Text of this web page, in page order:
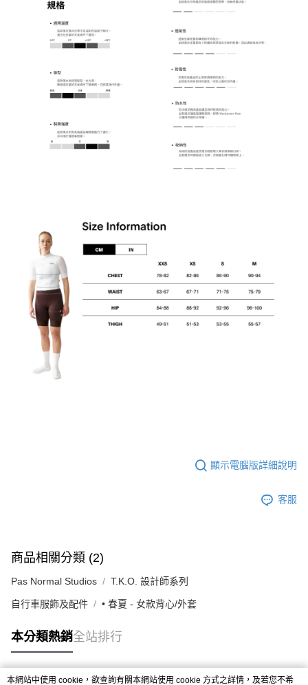
顯示電腦版詳細說明
客服
商品相關分類 (2)
Pas Normal Studios T.K.O. 設計師系列
自行車服飾及配件 • 春夏 - 女款背心/外套
本分類熱銷全站排行
本網站中使用 cookie，欲查詢有關本網站使用 cookie 方式之詳情，及若您不希